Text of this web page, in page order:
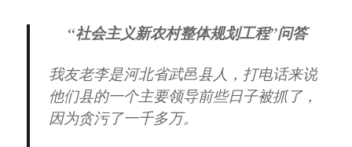
“社会主义新农村整体规划工程”问答
我友老李是河北省武邑县人，打电话来说
他们县的一个主要领导前些日子被抓了，
因为贪污了一千多万。